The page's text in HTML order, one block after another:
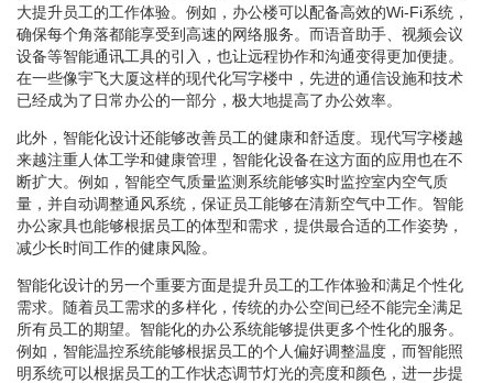
大提升员工的工作体验。例如，办公楼可以配备高效的Wi-Fi系统，
确保每个角落都能享受到高速的网络服务。而语音助手、视频会议
设备等智能通讯工具的引入，也让远程协作和沟通变得更加便捷。
在一些像宇飞大厦这样的现代化写字楼中，先进的通信设施和技术
已经成为了日常办公的一部分，极大地提高了办公效率。
此外，智能化设计还能够改善员工的健康和舒适度。现代写字楼越
来越注重人体工学和健康管理，智能化设备在这方面的应用也在不
断扩大。例如，智能空气质量监测系统能够实时监控室内空气质
量，并自动调整通风系统，保证员工能够在清新空气中工作。智能
办公家具也能够根据员工的体型和需求，提供最合适的工作姿势，
减少长时间工作的健康风险。
智能化设计的另一个重要方面是提升员工的工作体验和满足个性化
需求。随着员工需求的多样化，传统的办公空间已经不能完全满足
所有员工的期望。智能化的办公系统能够提供更多个性化的服务。
例如，智能温控系统能够根据员工的个人偏好调整温度，而智能照
明系统可以根据员工的工作状态调节灯光的亮度和颜色，进一步提